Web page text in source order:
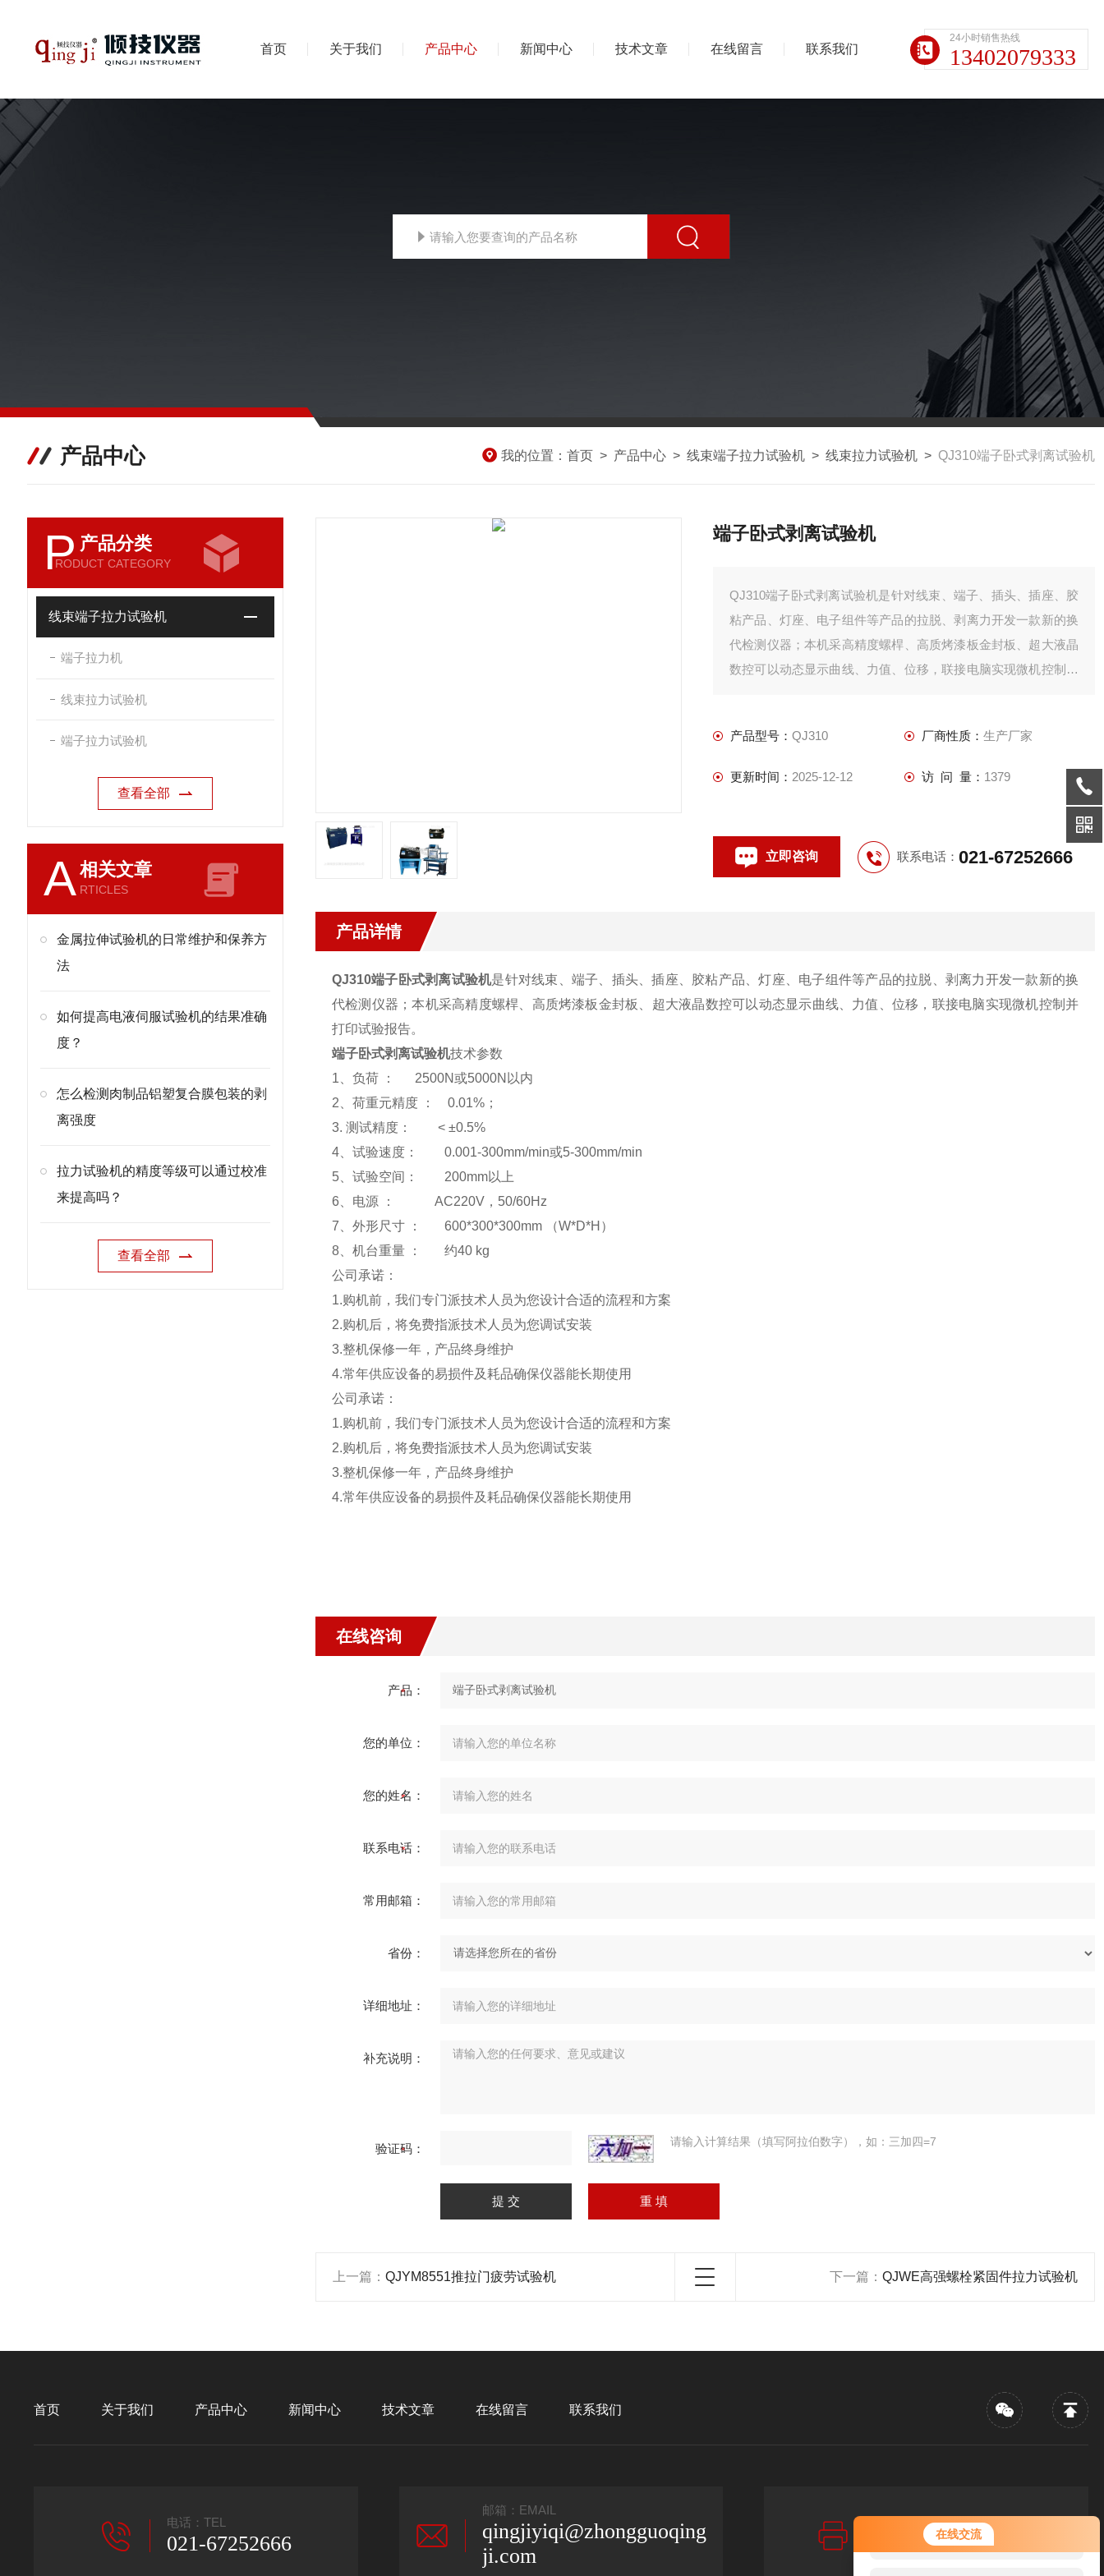
在线交流
您好！欢迎前来咨询，很高兴为您
服务，请问您要咨询什么问题呢？
首页 关于我们 产品中心 新闻中心 技术文章 在线留言 联系我们
24小时销售热线
13402079333
产品中心 我的位置： 首页 > 产品中心 > 线束端子拉力试验机 > 线束拉力试验机 > QJ310端子卧式剥离试验机
P 产品分类
RODUCT CATEGORY
线束端子拉力试验机
端子拉力机
线束拉力试验机
端子拉力试验机
查看全部
A相关文章
RTICLES
金属拉伸试验机的日常维护和保养方
法
如何提高电液伺服试验机的结果准确
度？
怎么检测肉制品铝塑复合膜包装的剥
离强度
拉力试验机的精度等级可以通过校准
来提高吗？
查看全部
端子卧式剥离试验机
QJ310端子卧式剥离试验机是针对线束、端子、插头、插座、胶
粘产品、灯座、电子组件等产品的拉脱、剥离力开发一款新的换
代检测仪器；本机采高精度螺桿、高质烤漆板金封板、超大液晶
数控可以动态显示曲线、力值、位移，联接电脑实现微机控制并
产品型号： QJ310 厂商性质： 生产厂家
更新时间： 2025-12-12 访 问 量： 1379
立即咨询 联系电话： 021-67252666
产品详情
QJ310端子卧式剥离试验机是针对线束、端子、插头、插座、胶粘产品、灯座、电子组件等产品的拉脱、剥离力开发一款新的换
代检测仪器；本机采高精度螺桿、高质烤漆板金封板、超大液晶数控可以动态显示曲线、力值、位移，联接电脑实现微机控制并
打印试验报告。
端子卧式剥离试验机技术参数
1、负荷 ： 2500N或5000N以内
2、荷重元精度 ： 0.01%；
3. 测试精度： < ±0.5%
4、试验速度： 0.001-300mm/min或5-300mm/min
5、试验空间： 200mm以上
6、电源 ： AC220V，50/60Hz
7、外形尺寸 ： 600*300*300mm （W*D*H）
8、机台重量 ： 约40 kg
公司承诺：
1.购机前，我们专门派技术人员为您设计合适的流程和方案
2.购机后，将免费指派技术人员为您调试安装
3.整机保修一年，产品终身维护
4.常年供应设备的易损件及耗品确保仪器能长期使用
公司承诺：
1.购机前，我们专门派技术人员为您设计合适的流程和方案
2.购机后，将免费指派技术人员为您调试安装
3.整机保修一年，产品终身维护
4.常年供应设备的易损件及耗品确保仪器能长期使用
在线咨询
产品：
您的单位：
您的姓名：
联系电话：
常用邮箱：
省份：
详细地址：
补充说明：
验证码： 请输入计算结果（填写阿拉伯数字），如：三加四=7
上一篇： QJYM8551推拉门疲劳试验机 下一篇： QJWE高强螺栓紧固件拉力试验机
首页 关于我们 产品中心 新闻中心 技术文章 在线留言 联系我们
电话：TEL
021-67252666
邮箱：EMAIL
qingjiyiqi@zhongguoqing
ji.com
传真：FAX
86-021-67256880